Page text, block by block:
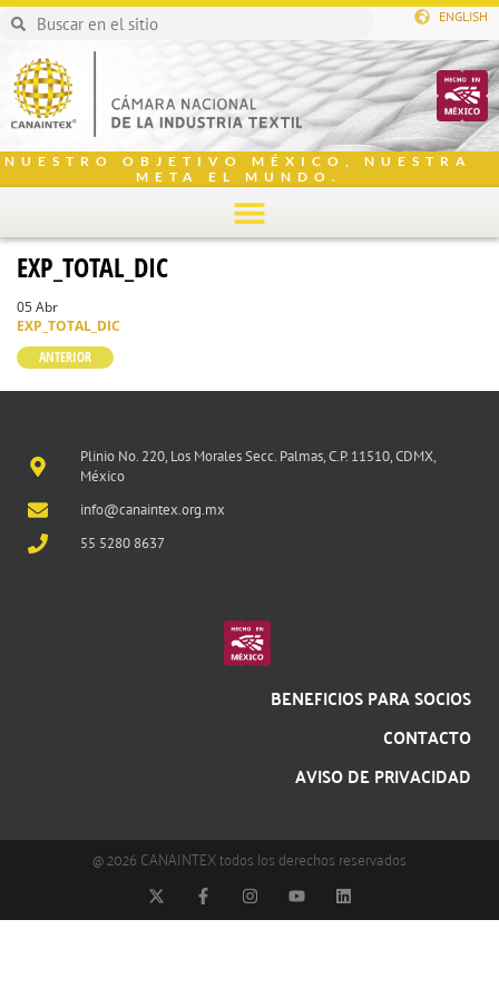
ENGLISH
NUESTRO OBJETIVO MÉXICO, NUESTRA
META EL MUNDO.
EXP_TOTAL_DIC
05 Abr
EXP_TOTAL_DIC
ANTERIOR
Plinio No. 220, Los Morales Secc. Palmas, C.P. 11510, CDMX,
México
info@canaintex.org.mx
55 5280 8637
BENEFICIOS PARA SOCIOS
CONTACTO
AVISO DE PRIVACIDAD
@ 2026 CANAINTEX todos los derechos reservados